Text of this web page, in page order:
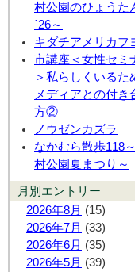
村公園のひょうた
´26～
キダチアメリカフ
市講座＜女性セミ
＞私らしくいるた
メディアとの付き
方②
ノウゼンカズラ
なかむら散歩118
村公園夏まつり～
月別エントリー
2026年8月 (15)
2026年7月 (33)
2026年6月 (35)
2026年5月 (39)